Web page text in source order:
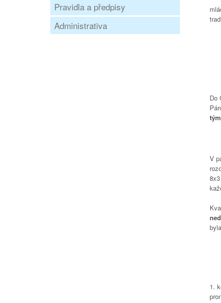
Pravidla a předpisy
Administrativa
Do
V
1.